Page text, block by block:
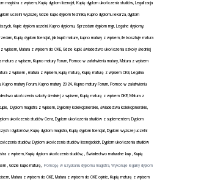
z wpisem, Kupię dyplom licencjat, Kupię dyplom ukończenia studiów, Legalizacja
uczelni wyższej, Gdzie kupić dyplom technika, Kupno dyplomu lekarza, dyplom
Kupie dyplom uczelni, Kupno dyplomu, Sprzedam dyplom mgr, Legalne dyplomy,
Kupię dyplom licencjat, jak kupić mature, kupno matury z wpisem, ile kosztuje matura
wpisem, Matura z wpisem do CKE, Gdzie kupić świadectwo ukończenia szkoły średniej
z wpisem, Kupno matury Forum, Pomoc w załatwieniu matury, Matura z wpisem
z wpisem , matura z wpisem, kupię maturę, Kupię maturę z wpisem CKE, Legalna
matury Forum, Kupno matury 2024, Kupno matury Forum, Pomoc w załatwieniu
ukończenia szkoły średniej z wpisem, Kupię maturę z wpisem OKE, Matura z
Dyplom magistra z wpisem, Dyplomy kolekcjonerskie, świadectwa kolekcjonerskie,
ukończenia studiów Cena, Dyplom ukończenia studiów z suplementem, Dyplom
i dyplomów, Kupię dyplom magistra, Kupię dyplom licencjat, Dyplom wyższej uczelni
studiów, Dyplom ukończenia studiów licencjackich, Dyplom ukończenia studiów
z wpisem, Kupię dyplom ukończenia studiów, , Świadectwo maturalne kup , Kupię
, Gdzie kupić maturę, Pomogę w uzyskaniu dyplomu magistra, Wykonuje legalny dyplom
Matura z wpisem do CKE, Matura z wpisem do CKE opinie, Kupię maturę z wpisem